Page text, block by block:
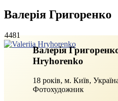
Валерія Григоренко
4481
Валерія
Hryhorenko
18 років, м. Київ,
Фотохудожник